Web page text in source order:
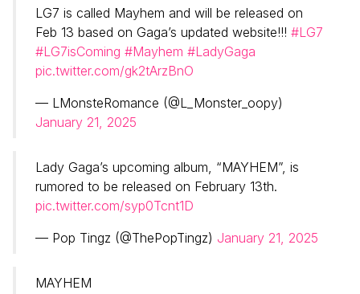
LG7 is called Mayhem and will be released on
Feb 13 based on Gaga’s updated website!!! #LG7
#LG7isComing #Mayhem #LadyGaga
pic.twitter.com/gk2tArzBnO
— LMonsteRomance (@L_Monster_oopy)
January 21, 2025
Lady Gaga’s upcoming album, “MAYHEM”, is
rumored to be released on February 13th.
pic.twitter.com/syp0Tcnt1D
— Pop Tingz (@ThePopTingz) January 21, 2025
MAYHEM